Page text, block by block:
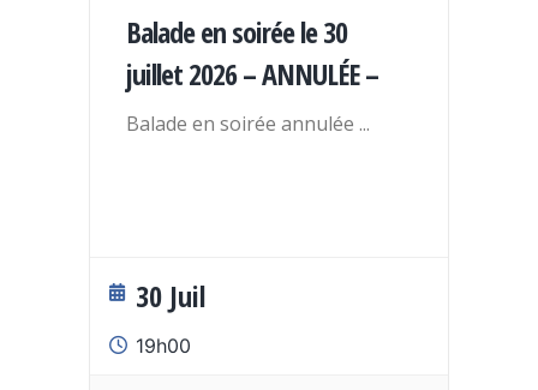
Balade en soirée le 30
juillet 2026 – ANNULÉE –
Balade en soirée annulée ...
30 Juil
19h00